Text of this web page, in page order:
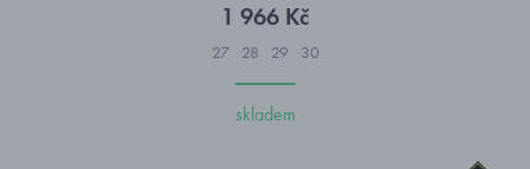
1 966 Kč
27 28 29 30
skladem